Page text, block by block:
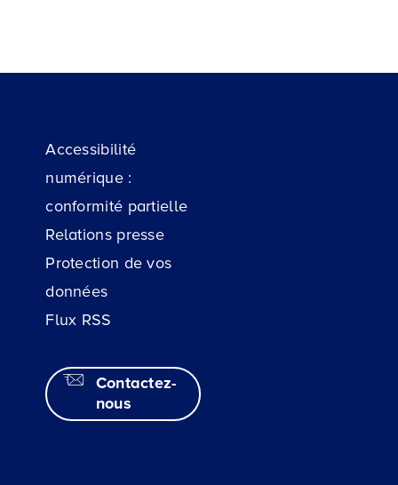
Accessibilité
numérique :
conformité partielle
Relations presse
Protection de vos
données
Flux RSS
Contactez-
nous